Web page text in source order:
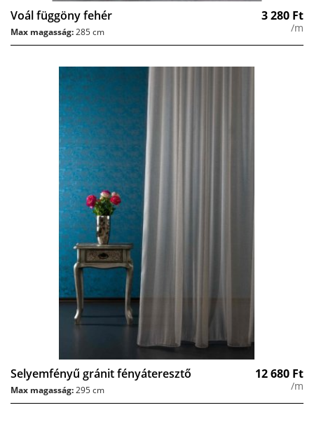
Voál függöny fehér 3 280 Ft
/m
Max magasság:285 cm
Selyemfényű gránit fényáteresztő 12 680 Ft
/m
Max magasság:295 cm